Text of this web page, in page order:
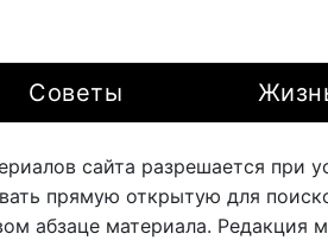
Советы
сайта разрешается при
прямую открытую для
абзаце материала. Редакция